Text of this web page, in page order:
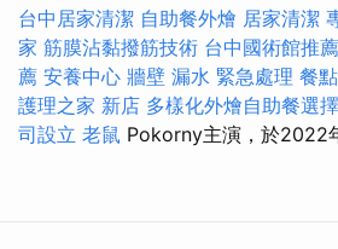
台中居家清潔 自助餐外燴 居家清潔
家 筋膜沾黏撥筋技術 台中國術館推薦
薦 安養中心 牆壁 漏水 緊急處理 餐
護理之家 新店 多樣化外燴自助餐選擇
司設立 老鼠 Pokorny主演，於2022